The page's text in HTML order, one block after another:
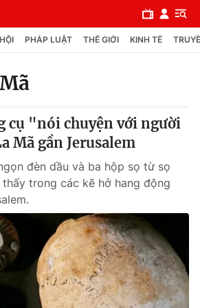
PHÁP LUẬT THẾ GIỚI KINH TẾ
cụ "nói chuyện với người
Mã gần Jerusalem
đèn dầu và ba hộp sọ từ sọ
trong các kẽ hở hang động